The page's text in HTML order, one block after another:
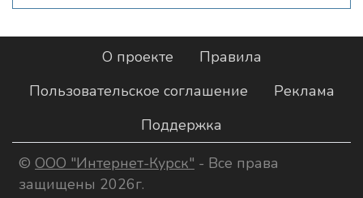
О проекте
Правила
Пользовательское соглашение
Реклама
Поддержка
© ООО "Интернет-Курск" - Все права
защищены 2026г.